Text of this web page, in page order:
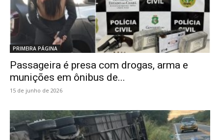
PRIMEIRA PÁGINA
Passageira é presa com drogas, arma e
munições em ônibus de...
15 de junho de 2026